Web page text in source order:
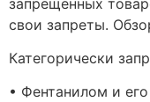
свои запреты.
Категорически
• Фентанилом и